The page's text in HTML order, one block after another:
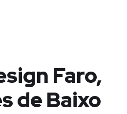
Faro,
de Baixo